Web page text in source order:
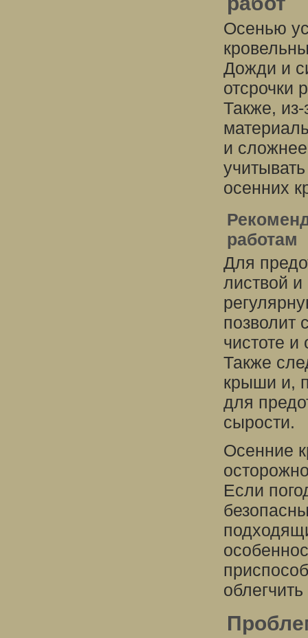
Осенью
Дожди и
отсрочки
Также,
и
осенних
работам
Для
листвой
позволит
чистоте
Также
крыши и,
для
сырости.
Осенние
Если